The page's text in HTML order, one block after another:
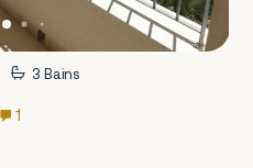
3 Bains
1